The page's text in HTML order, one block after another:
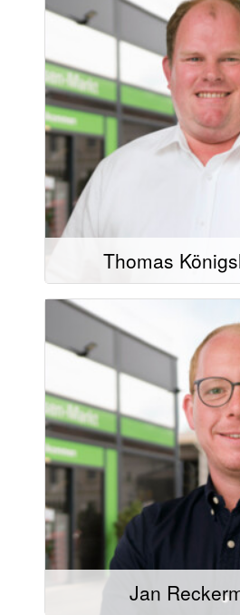
Thomas
Mail schreiben
02504/9321-31
02504/9321-20
Jan
Mail
02504/9321-
02504/9321-